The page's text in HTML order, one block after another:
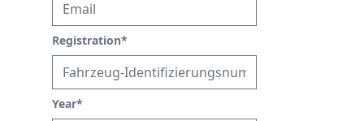
Registration*
Year*